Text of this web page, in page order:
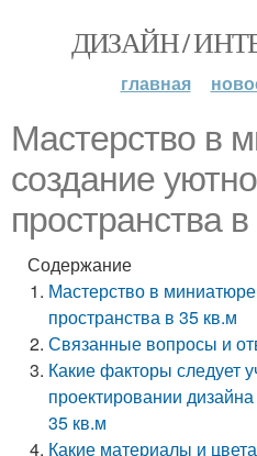
ДИЗАЙН /
главная
Мастерство в
создание
пространства
Содержание
Мастерство в
пространства в 35 кв.м
Связанные вопросы и
Какие факторы следует
проектировании
35 кв.м
Какие материалы и